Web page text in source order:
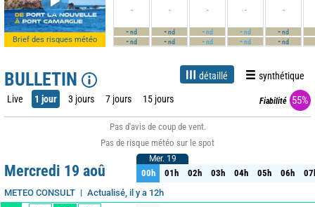
Brief des risques météo
-
-nd
-nd
-
-nd
-nd
-
-nd
-nd
-
-nd
-nd
-
-nd
-nd
BULLETIN détaillé synthétique
Live 1 jour 3 jours 7 jours 15 jours Fiabilité 55%
Pas d'avis de coup de vent.
Pas de risque météo sur le spot
Mercredi 19 aoû
METEO CONSULT Actualisé, il y a 12h
Mer. 19
00h 01h 02h 03h 04h 05h 06h
Mer. 19
00h 01h 02h 03h 04h 05h 06h